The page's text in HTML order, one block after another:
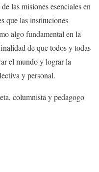
las misiones esenciales en
que las instituciones
algo fundamental en la
de que todos y todas
el mundo y lograr la
y personal.
columnista y pedagogo